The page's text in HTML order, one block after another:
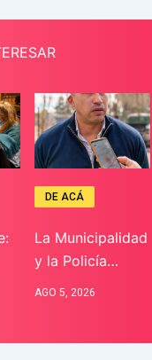
DE ACÁ
La Municipalidad
y la Policía…
AGO 5, 2026